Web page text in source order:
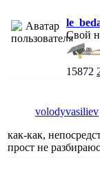
Свой
15872
volodyvasiliev
как-как,
прост не